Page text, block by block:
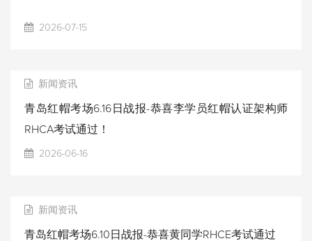
2026-07-15
新闻资讯
青岛红帽考场6.16日战报-恭喜李学员红帽认证架构师
RHCA考试通过！
2026-06-16
新闻资讯
青岛红帽考场6.10日战报-恭喜黄同学RHCE考试通过